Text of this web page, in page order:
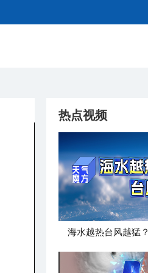
热点视频
海水越热台风越猛？